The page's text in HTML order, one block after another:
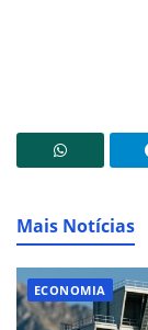
Mais Notícias
ECONOMIA